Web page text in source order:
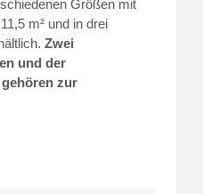
Größen mit
m² und in drei
Zwei
und der
zur